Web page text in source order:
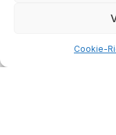
Cookie-